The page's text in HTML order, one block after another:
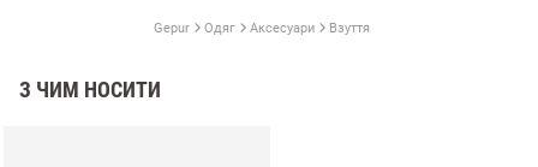
Gepur Одяг Аксесуари Взуття
З ЧИМ НОСИТИ